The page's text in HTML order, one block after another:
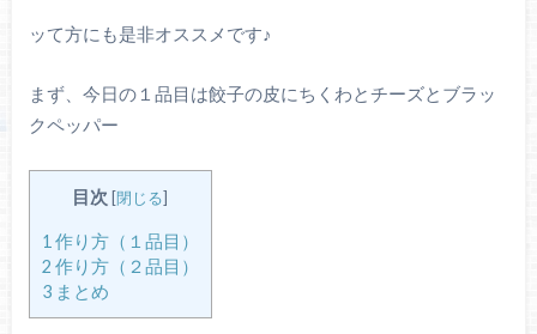
ッて方にも是非オススメです♪
まず、今日の１品目は餃子の皮にちくわとチーズとブラッ
クペッパー
目次 [閉じる]
1 作り方（１品目）
2 作り方（２品目）
3 まとめ